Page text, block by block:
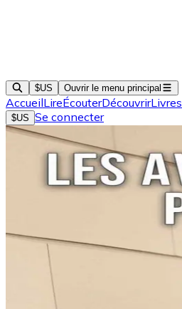
$US Ouvrir le menu principal
AccueilLireÉcouterDécouvrirLivres
$US Se connecter